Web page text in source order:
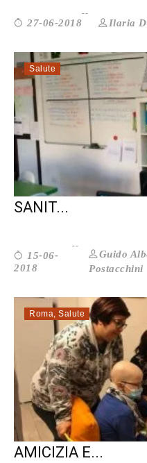
27-06-2018 Ilaria
Salute
SALUTE
SANIT...
15-06-
2018
Guido
Postacchini
Roma, Salute
ROMA. A
AMICIZIA E...